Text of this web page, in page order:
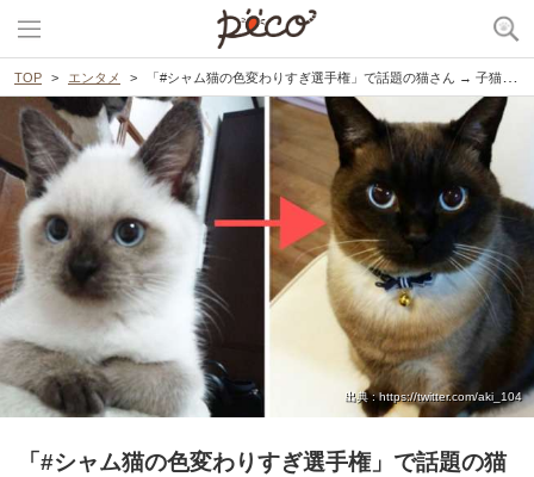
TOP エンタメ 「#シャム猫の色変わりすぎ選手権」で話題の猫さん → 子猫時代と比べてみたら…まるで別猫♪ 4枚
出典 : https://twitter.com/aki_104
「#シャム猫の色変わりすぎ選手権」で話題の猫